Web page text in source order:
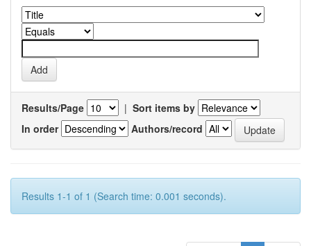
Results/Page | Sort items by
In order
Authors/record
Results 1-1 of 1 (Search time: 0.001 seconds).